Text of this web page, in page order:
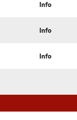
Info
Info
Info